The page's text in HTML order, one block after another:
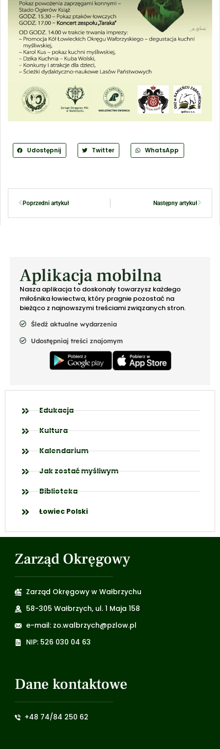
Udostępnij Twitter WhatsApp
Poprzedni artykuł Następny artykuł
Aplikacja mobilna
Nasza aplikacja to doskonały towarzysz każdego
miłośnika łowiectwa, który pragnie pozostać na
bieżąco z najnowszymi treściami związanych stron.
Śledź aktualne wydarzenia
Udostępniaj treści znajomym
Edukacja
Kultura
Kalendarium
Jak zostać myśliwym
Biblioteka
Łowiec Polski
Zarząd Okręgowy
Zarząd Okręgowy w Wałbrzychu
58-305 Wałbrzych, ul. 1 Maja 158
e-mail: zo.walbrzych@pzlow.pl
NIP: 526 030 04 63
Dane kontaktowe
+48 74/84 250 62